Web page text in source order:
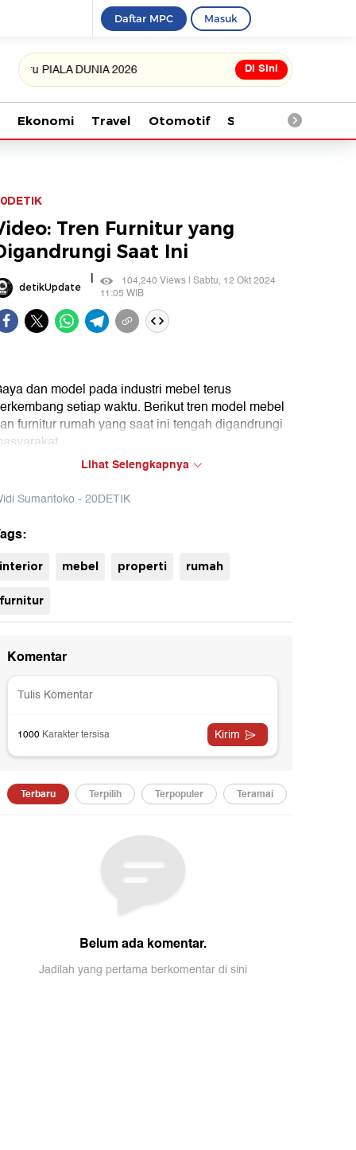
Daftar MPC Masuk
DUNIA 2026 Di Sini
Ekonomi Travel Otomotif Saintek
Tren Furnitur yang
Saat Ini
detikUpdate |
104,240 Views | Sabtu, 12 Okt 2024
11:05 WIB
dan model pada industri mebel terus
setiap waktu. Berikut tren model mebel
furnitur rumah yang saat ini tengah digandrungi
Lihat Selengkapnya
Sumantoko - 20DETIK
interior mebel properti rumah
furnitur